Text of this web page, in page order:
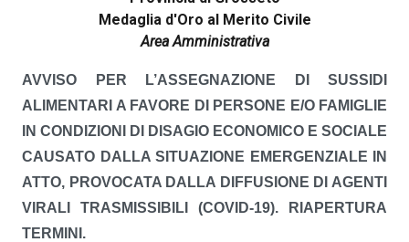
Medaglia d'Oro al Merito Civile
Area Amministrativa
AVVISO PER L’ASSEGNAZIONE DI SUSSIDI
ALIMENTARI A FAVORE DI PERSONE E/O FAMIGLIE
IN CONDIZIONI DI DISAGIO ECONOMICO E SOCIALE
CAUSATO DALLA SITUAZIONE EMERGENZIALE IN
ATTO, PROVOCATA DALLA DIFFUSIONE DI AGENTI
VIRALI TRASMISSIBILI (COVID-19). RIAPERTURA
TERMINI.